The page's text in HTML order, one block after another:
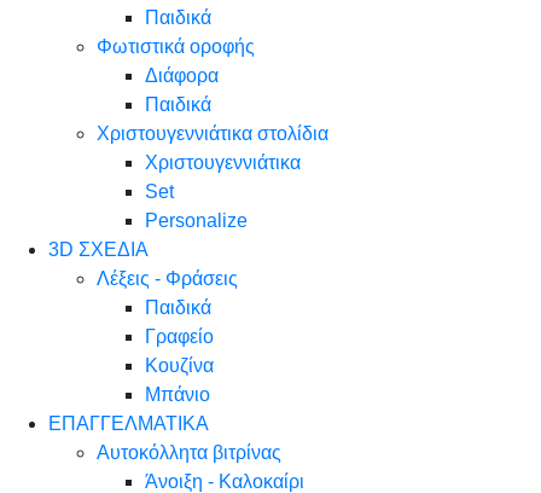
Παιδικά
Φωτιστικά οροφής
Διάφορα
Παιδικά
Χριστουγεννιάτικα στολίδια
Χριστουγεννιάτικα
Set
Personalize
3D ΣΧΕΔΙΑ
Λέξεις - Φράσεις
Παιδικά
Γραφείο
Κουζίνα
Μπάνιο
ΕΠΑΓΓΕΛΜΑΤΙΚΑ
Αυτοκόλλητα βιτρίνας
Άνοιξη - Καλοκαίρι